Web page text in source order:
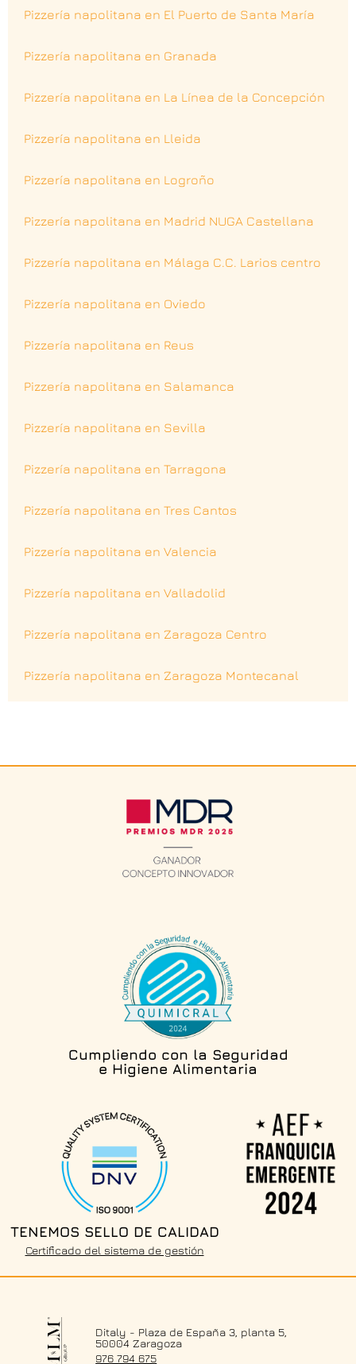
Pizzería napolitana en El Puerto de Santa María
Pizzería napolitana en Granada
Pizzería napolitana en La Línea de la Concepción
Pizzería napolitana en Lleida
Pizzería napolitana en Logroño
Pizzería napolitana en Madrid NUGA Castellana
Pizzería napolitana en Málaga C.C. Larios centro
Pizzería napolitana en Oviedo
Pizzería napolitana en Reus
Pizzería napolitana en Salamanca
Pizzería napolitana en Sevilla
Pizzería napolitana en Tarragona
Pizzería napolitana en Tres Cantos
Pizzería napolitana en Valencia
Pizzería napolitana en Valladolid
Pizzería napolitana en Zaragoza Centro
Pizzería napolitana en Zaragoza Montecanal
Cumpliendo con la Seguridad
e Higiene Alimentaria
TENEMOS SELLO DE CALIDAD
Certificado del sistema de gestión
Ditaly - Plaza de España 3, planta 5,
50004 Zaragoza
976 794 675